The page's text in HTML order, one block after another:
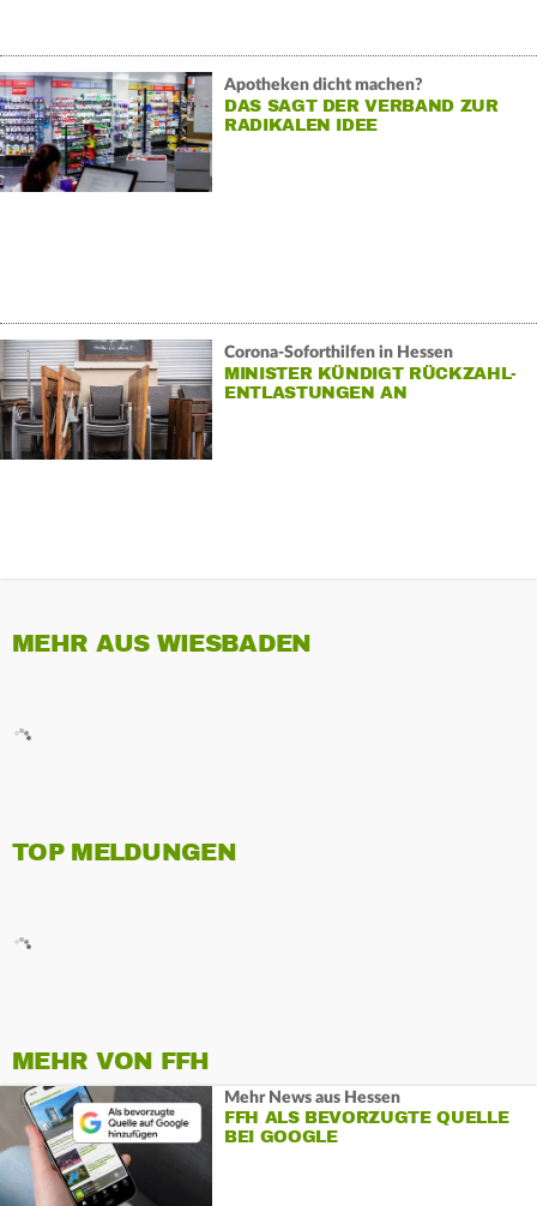
Apotheken dicht machen?
DAS SAGT DER VERBAND ZUR
RADIKALEN IDEE
Corona-Soforthilfen in Hessen
MINISTER KÜNDIGT RÜCKZAHL-
ENTLASTUNGEN AN
MEHR AUS WIESBADEN
TOP MELDUNGEN
MEHR VON FFH
Mehr News aus Hessen
FFH ALS BEVORZUGTE QUELLE
BEI GOOGLE